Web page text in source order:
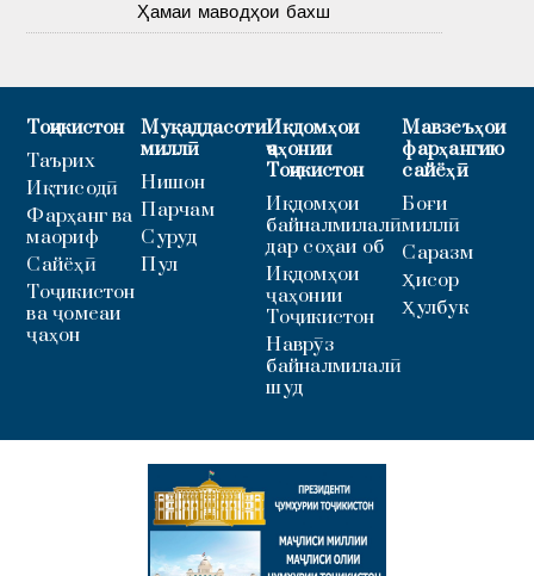
Ҳамаи маводҳои бахш
Тоҷикистон
Таърих
Иқтисодӣ
Фарҳанг ва
маориф
Сайёҳӣ
Тоҷикистон
ва ҷомеаи
ҷаҳон
Муқаддасоти
миллӣ
Нишон
Парчам
Суруд
Пул
Иқдомҳои
ҷаҳонии
Тоҷикистон
Иқдомҳои
байналмилалӣ
дар соҳаи об
Иқдомҳои
ҷаҳонии
Тоҷикистон
Наврӯз
байналмилалӣ
шуд
Мавзеъҳои
фарҳангию
сайёҳӣ
Боғи
миллӣ
Саразм
Ҳисор
Ҳулбук